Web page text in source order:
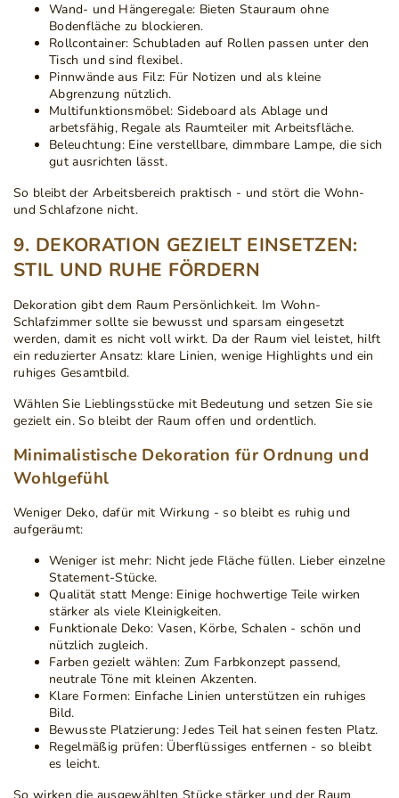
Wand- und Hängeregale: Bieten Stauraum ohne
Bodenfläche zu blockieren.
Rollcontainer: Schubladen auf Rollen passen unter den
Tisch und sind flexibel.
Pinnwände aus Filz: Für Notizen und als kleine
Abgrenzung nützlich.
Multifunktionsmöbel: Sideboard als Ablage und
arbetsfähig, Regale als Raumteiler mit Arbeitsfläche.
Beleuchtung:Eine verstellbare, dimmbare Lampe, die sich
gut ausrichten lässt.
So bleibt der Arbeitsbereich praktisch - und stört die Wohn-
und Schlafzone nicht.
9. DEKORATION GEZIELT EINSETZEN:
STIL UND RUHE FÖRDERN
Dekoration gibt dem Raum Persönlichkeit. Im Wohn-
Schlafzimmer sollte sie bewusst und sparsam eingesetzt
werden, damit es nicht voll wirkt. Da der Raum viel leistet, hilft
ein reduzierter Ansatz: klare Linien, wenige Highlights und ein
ruhiges Gesamtbild.
Wählen Sie Lieblingsstücke mit Bedeutung und setzen Sie sie
gezielt ein. So bleibt der Raum offen und ordentlich.
Minimalistische Dekoration für Ordnung und
Wohlgefühl
Weniger Deko, dafür mit Wirkung - so bleibt es ruhig und
aufgeräumt:
Weniger ist mehr: Nicht jede Fläche füllen. Lieber einzelne
Statement-Stücke.
Qualität statt Menge:Einige hochwertige Teile wirken
stärker als viele Kleinigkeiten.
Funktionale Deko: Vasen, Körbe, Schalen - schön und
nützlich zugleich.
Farben gezielt wählen: Zum Farbkonzept passend,
neutrale Töne mit kleinen Akzenten.
Klare Formen: Einfache Linien unterstützen ein ruhiges
Bild.
Bewusste Platzierung:Jedes Teil hat seinen festen Platz.
Regelmäßig prüfen:Überflüssiges entfernen - so bleibt
es leicht.